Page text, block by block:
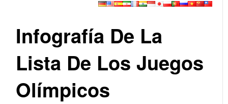
Infografía De La
Lista De Los Juegos
Olímpicos